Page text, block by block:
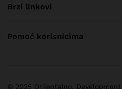
Brzi linkovi
Pomoć korisnicima
© 2025 Orijentalno.